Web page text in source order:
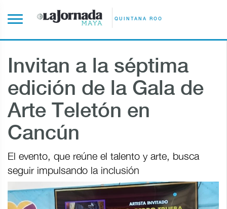
QUINTANA ROO
Invitan a la séptima
edición de la Gala de
Arte Teletón en
Cancún
El evento, que reúne el talento y arte, busca
seguir impulsando la inclusión